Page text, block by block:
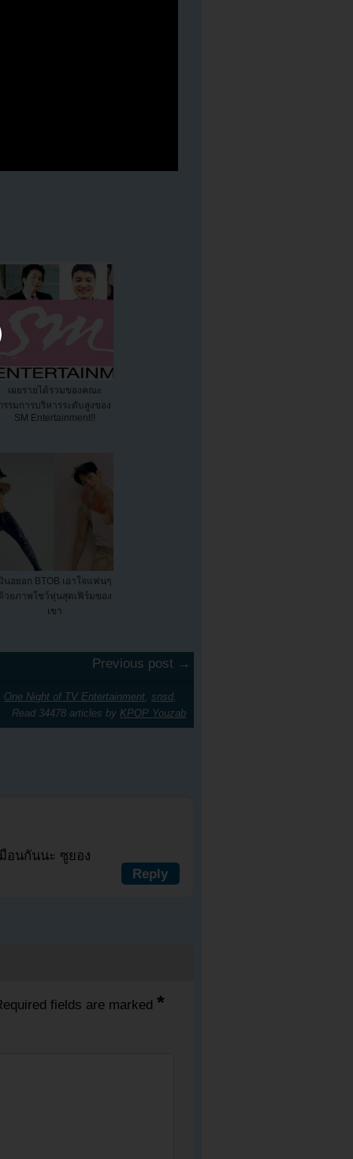
เผยรายได้รวมของคณะ
รรมการบริหารระดับสูงของ
SM Entertainment!!
นฮยอก BTOB เอาใจแฟนๆ
วยภาพโชว์หุ่นสุดเฟิร์มของ
เขา
Previous post →
One Night of TV Entertainment, snsd,
Read 34478 articles by KPOP Youzab
อนกันนะ ซูยอง
Reply
fields are marked *